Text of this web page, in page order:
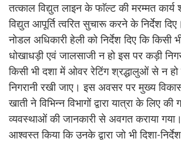
तत्काल विद्युत लाइन के फाॅल्ट की मरम्मत
विद्युत आपूर्ति त्वरित सुचारू करने के निर्देश
नोडल अधिकारी हेली को निर्देश दिए कि किसी
धोखाधड़ी एवं जालसाजी न हो इस पर कड़ी
किसी भी दशा में ओवर रेटिंग श्रद्धालुओं से न हो
निगरानी रखी जाए। इस अवसर पर मुख्य
खाती ने विभिन्न विभागों द्वारा यात्रा के लिए की
व्यवस्थाओं की जानकारी से अवगत कराया
आश्वस्त किया कि उनके द्वारा जो भी दिशा-